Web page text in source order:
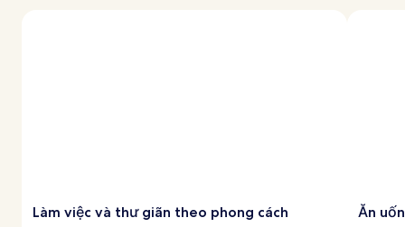
Làm việc và thư giãn theo phong cách Ăn